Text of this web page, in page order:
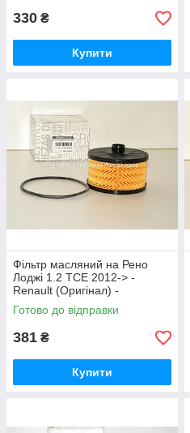
330 ₴
Купити
Фільтр масляний на Рено
Лоджі 1.2 TCE 2012-> -
Renault (Оригінал) -
152095084R
Готово до відправки
381 ₴
Купити